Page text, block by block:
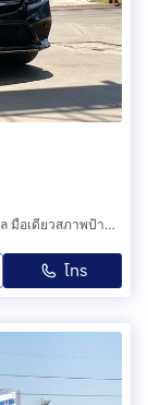
Mercedes Benz C220d Avantgarde 2021 วิ่งห้าหมื่นโล มือเดียวสภาพป้ายแดงและยังมีวารันตี MBSP เหลืออีกหลายปี
โทร